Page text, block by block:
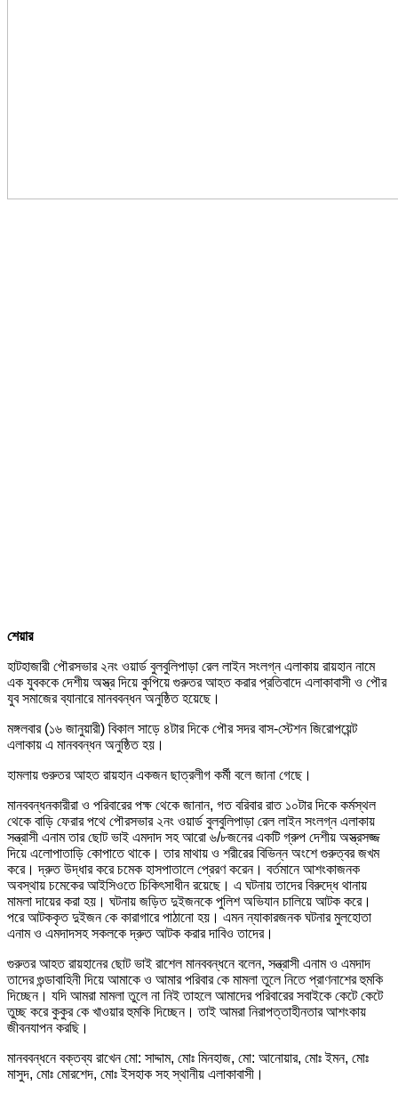
শেয়ার
হাটহাজারী পৌরসভার ২নং ওয়ার্ড বুলবুলিপাড়া রেল লাইন সংলগ্ন এলাকায় রায়হান নামে
এক যুবককে দেশীয় অস্ত্র দিয়ে কুপিয়ে গুরুতর আহত করার প্রতিবাদে এলাকাবাসী ও পৌর
যুব সমাজের ব্যানারে মানববন্ধন অনুষ্ঠিত হয়েছে।
মঙ্গলবার (১৬ জানুয়ারী) বিকাল সাড়ে ৪টার দিকে পৌর সদর বাস-স্টেশন জিরোপয়েন্ট
এলাকায় এ মানববন্ধন অনুষ্ঠিত হয়।
হামলায় গুরুতর আহত রায়হান একজন ছাত্রলীগ কর্মী বলে জানা গেছে।
মানববন্ধনকারীরা ও পরিবারের পক্ষ থেকে জানান, গত বরিবার রাত ১০টার দিকে কর্মস্থল
থেকে বাড়ি ফেরার পথে পৌরসভার ২নং ওয়ার্ড বুলবুলিপাড়া রেল লাইন সংলগ্ন এলাকায়
সন্ত্রাসী এনাম তার ছোট ভাই এমদাদ সহ আরো ৬/৮জনের একটি গ্রুপ দেশীয় অস্ত্রসজ্জ
দিয়ে এলোপাতাড়ি কোপাতে থাকে। তার মাথায় ও শরীরের বিভিন্ন অংশে গুরুত্বর জখম
করে। দ্রুত উদ্ধার করে চমেক হাসপাতালে প্রেরণ করেন। বর্তমানে আশংকাজনক
অবস্থায় চমেকের আইসিওতে চিকিৎসাধীন রয়েছে। এ ঘটনায় তাদের বিরুদ্ধে থানায়
মামলা দায়ের করা হয়। ঘটনায় জড়িত দুইজনকে পুলিশ অভিযান চালিয়ে আটক করে।
পরে আটককৃত দুইজন কে কারাগারে পাঠানো হয়। এমন ন্যাকারজনক ঘটনার মুলহোতা
এনাম ও এমদাদসহ সকলকে দ্রুত আটক করার দাবিও তাদের।
গুরুতর আহত রায়হানের ছোট ভাই রাশেল মানববন্ধনে বলেন, সন্ত্রাসী এনাম ও এমদাদ
তাদের গুন্ডাবাহিনী দিয়ে আমাকে ও আমার পরিবার কে মামলা তুলে নিতে প্রাণনাশের হুমকি
দিচ্ছেন। যদি আমরা মামলা তুলে না নিই তাহলে আমাদের পরিবারের সবাইকে কেটে কেটে
তুচ্ছ করে কুকুর কে খাওয়ার হুমকি দিচ্ছেন। তাই আমরা নিরাপত্তাহীনতার আশংকায়
জীবনযাপন করছি।
মানববন্ধনে বক্তব্য রাখেন মো: সাদ্দাম, মোঃ মিনহাজ, মো: আনোয়ার, মোঃ ইমন, মোঃ
মাসুদ, মোঃ মোরশেদ, মোঃ ইসহাক সহ স্থানীয় এলাকাবাসী।